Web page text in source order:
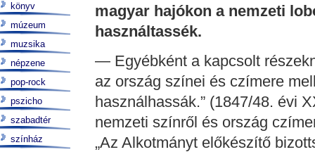
magyar hajókon a nemzeti
használtassék.
— Egyébként a kapcsolt
az ország színei és czímere
használhassák.” (1847/48. évi
nemzeti színről és ország
„Az Alkotmányt előkészítő
könyv
múzeum
muzsika
népzene
pop-rock
pszicho
szabadtér
színház